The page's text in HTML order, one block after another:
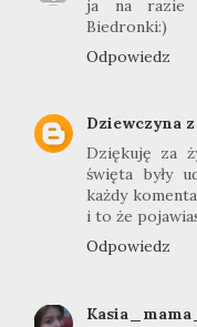
ja na razie
Biedronki:)
Odpowiedz
Dziewczyna z
Dziękuję za
święta były
każdy
i to że
Odpowiedz